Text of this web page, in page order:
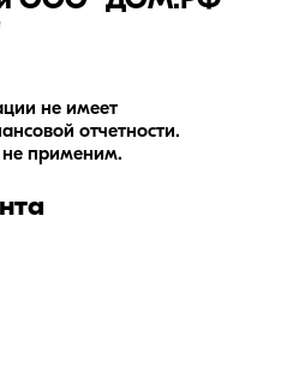
не имеет
отчетности.
применим.